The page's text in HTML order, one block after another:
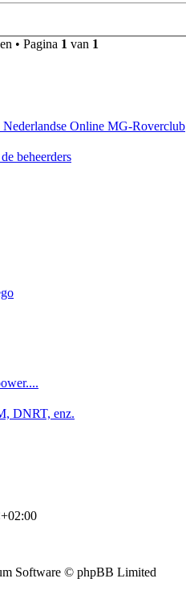
• Pagina 1 van 1
Online MG-Roverclub
beheerders
DNRT, enz.
Software © phpBB Limited